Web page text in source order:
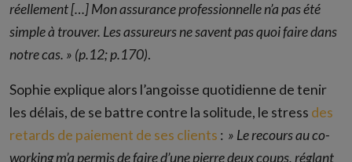
réellement […] Mon assurance professionnelle n’a pas été
simple à trouver. Les assureurs ne savent pas quoi faire dans
notre cas. » (p.12; p.170).
Sophie explique alors l’angoisse quotidienne de tenir
les délais, de se battre contre la solitude, le stress des
retards de paiement de ses clients : » Le recours au co-
working m’a permis de faire d’une pierre deux coups, réglant